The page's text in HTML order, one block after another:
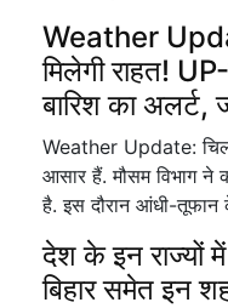
Weather
मिलेगी राहत!
बारिश का अलर्ट,
Weather Update:
आसार हैं. मौसम विभाग ने
है. इस दौरान आंधी-
देश के इन राज्यों
बिहार समेत इन